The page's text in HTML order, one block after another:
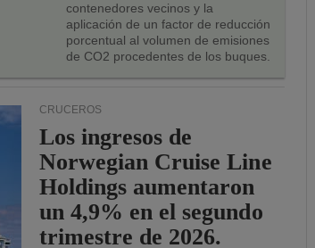
contenedores vecinos y la
aplicación de un factor de reducción
porcentual al volumen de emisiones
de CO2 procedentes de los buques.
CRUCEROS
Los ingresos de
Norwegian Cruise Line
Holdings aumentaron
un 4,9% en el segundo
trimestre de 2026.